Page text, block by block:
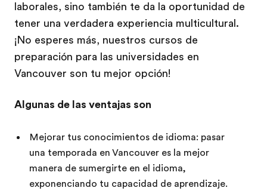
laborales, sino también te da la oportunidad de
tener una verdadera experiencia multicultural.
¡No esperes más, nuestros cursos de
preparación para las universidades en
Vancouver son tu mejor opción!
Algunas de las ventajas son
Mejorar tus conocimientos de idioma: pasar
una temporada en Vancouver es la mejor
manera de sumergirte en el idioma,
exponenciando tu capacidad de aprendizaje.